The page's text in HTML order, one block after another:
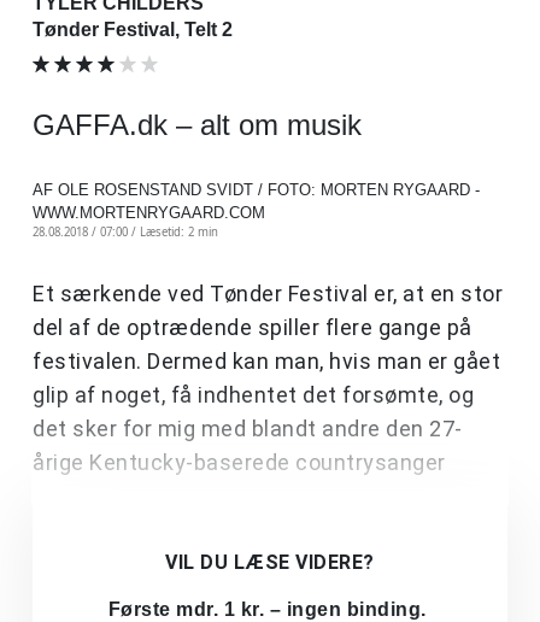
Tønder Festival, Telt 2
GAFFA.dk – alt om musik
AF OLE ROSENSTAND SVIDT / FOTO: MORTEN RYGAARD -
WWW.MORTENRYGAARD.COM
28.08.2018 / 07:00 / Læsetid: 2 min
Et særkende ved Tønder Festival er, at en stor
del af de optrædende spiller flere gange på
festivalen. Dermed kan man, hvis man er gået
glip af noget, få indhentet det forsømte, og
det sker for mig med blandt andre den 27-
årige Kentucky-baserede countrysanger
VIL DU LÆSE VIDERE?
Første mdr. 1 kr. – ingen binding.